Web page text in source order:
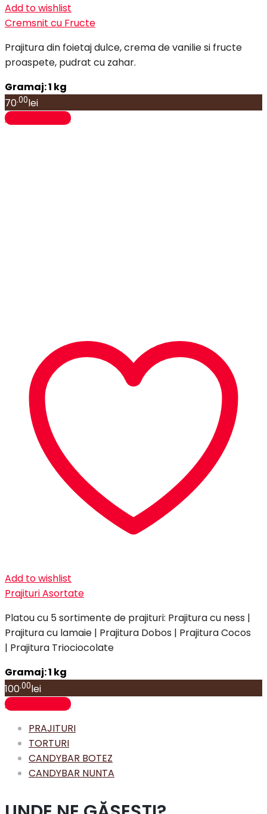
Add to wishlist
Cremsnit cu Fructe
Prajitura din foietaj dulce, crema de vanilie si fructe
proaspete, pudrat cu zahar.
Gramaj: 1 kg
70.00lei
Adaugă în coș
Add to wishlist
Prajituri Asortate
Platou cu 5 sortimente de prajituri: Prajitura cu ness |
Prajitura cu lamaie | Prajitura Dobos | Prajitura Cocos
| Prajitura Triociocolate
Gramaj: 1 kg
100.00lei
Adaugă în coș
PRAJITURI
TORTURI
CANDYBAR BOTEZ
CANDYBAR NUNTA